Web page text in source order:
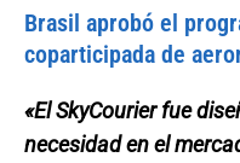
Brasil aprobó el
coparticipada de
«El SkyCourier fue
necesidad en el